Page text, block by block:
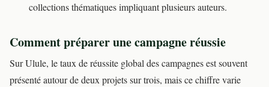
collections thématiques impliquant plusieurs auteurs.
Comment préparer une campagne réussie
Sur Ulule, le taux de réussite global des campagnes est souvent
présenté autour de deux projets sur trois, mais ce chiffre varie